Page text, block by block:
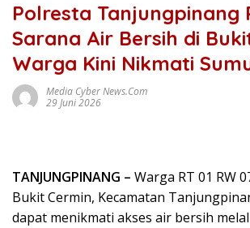
Polresta Tanjungpinang
Sarana Air Bersih di
Warga Kini Nikmati
Media Cyber News.Com
29 Juni 2026
TANJUNGPINANG – Warga RT 01 RW
Bukit Cermin, Kecamatan
dapat menikmati akses air bersih